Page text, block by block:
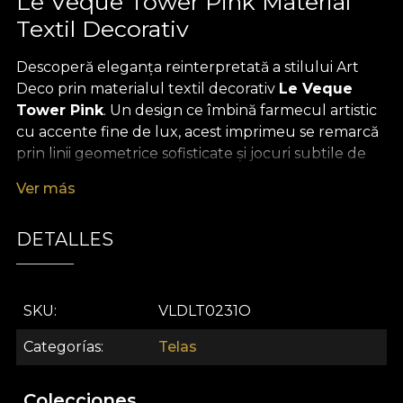
Textil Decorativ
Descoperă eleganța reinterpretată a stilului Art
Deco prin materialul textil decorativ Le Veque
Tower Pink. Un design ce îmbină farmecul artistic
cu accente fine de lux, acest imprimeu se remarcă
prin linii geometrice sofisticate și jocuri subtile de
tonuri delicate. Fiecare detaliu graphic amintește
atmosferă de rafinament și extravaganță modernă,
inspirată de nopțile pline de energie și muzică
Versatilitatea este semnătura acestui material textil
premium: ideal pentru draperii statement, tapițerie
care transformă orice piesă de mobilier într-un
Ver más
DETALLES
SKU VLDLT0231O
Categorías Telas